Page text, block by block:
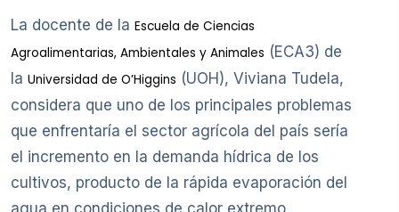
La docente de la Escuela de Ciencias
Agroalimentarias, Ambientales y Animales (ECA3) de
la Universidad de O’Higgins (UOH), Viviana Tudela,
considera que uno de los principales problemas
que enfrentaría el sector agrícola del país sería
el incremento en la demanda hídrica de los
cultivos, producto de la rápida evaporación del